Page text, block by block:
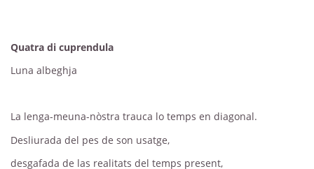
Quatra di cuprendula
Luna albeghja
La lenga-meuna-nòstra trauca lo temps en diagonal.
Desliurada del pes de son usatge,
desgafada de las realitats del temps present,